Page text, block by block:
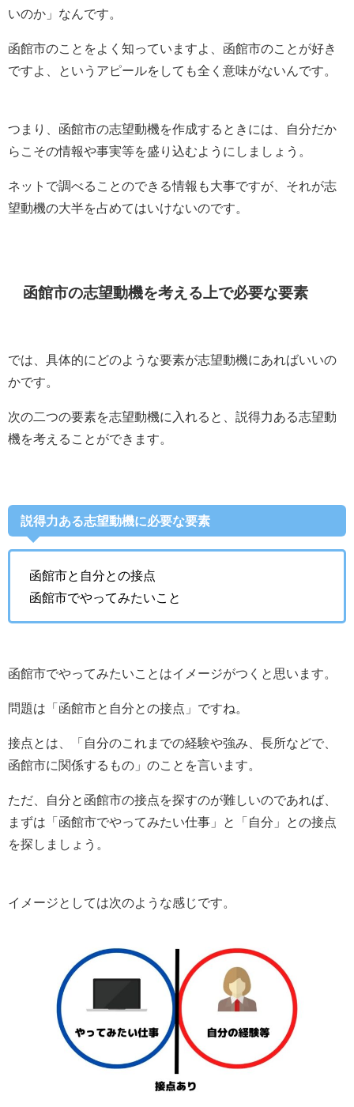
いのか」なんです。
函館市のことをよく知っていますよ、函館市のことが好き
ですよ、というアピールをしても全く意味がないんです。
つまり、函館市の志望動機を作成するときには、自分だか
らこその情報や事実等を盛り込むようにしましょう。
ネットで調べることのできる情報も大事ですが、それが志
望動機の大半を占めてはいけないのです。
函館市の志望動機を考える上で必要な要素
では、具体的にどのような要素が志望動機にあればいいの
かです。
次の二つの要素を志望動機に入れると、説得力ある志望動
機を考えることができます。
説得力ある志望動機に必要な要素
函館市と自分との接点
函館市でやってみたいこと
函館市でやってみたいことはイメージがつくと思います。
問題は「函館市と自分との接点」ですね。
接点とは、「自分のこれまでの経験や強み、長所などで、
函館市に関係するもの」のことを言います。
ただ、自分と函館市の接点を探すのが難しいのであれば、
まずは「函館市でやってみたい仕事」と「自分」との接点
を探しましょう。
イメージとしては次のような感じです。